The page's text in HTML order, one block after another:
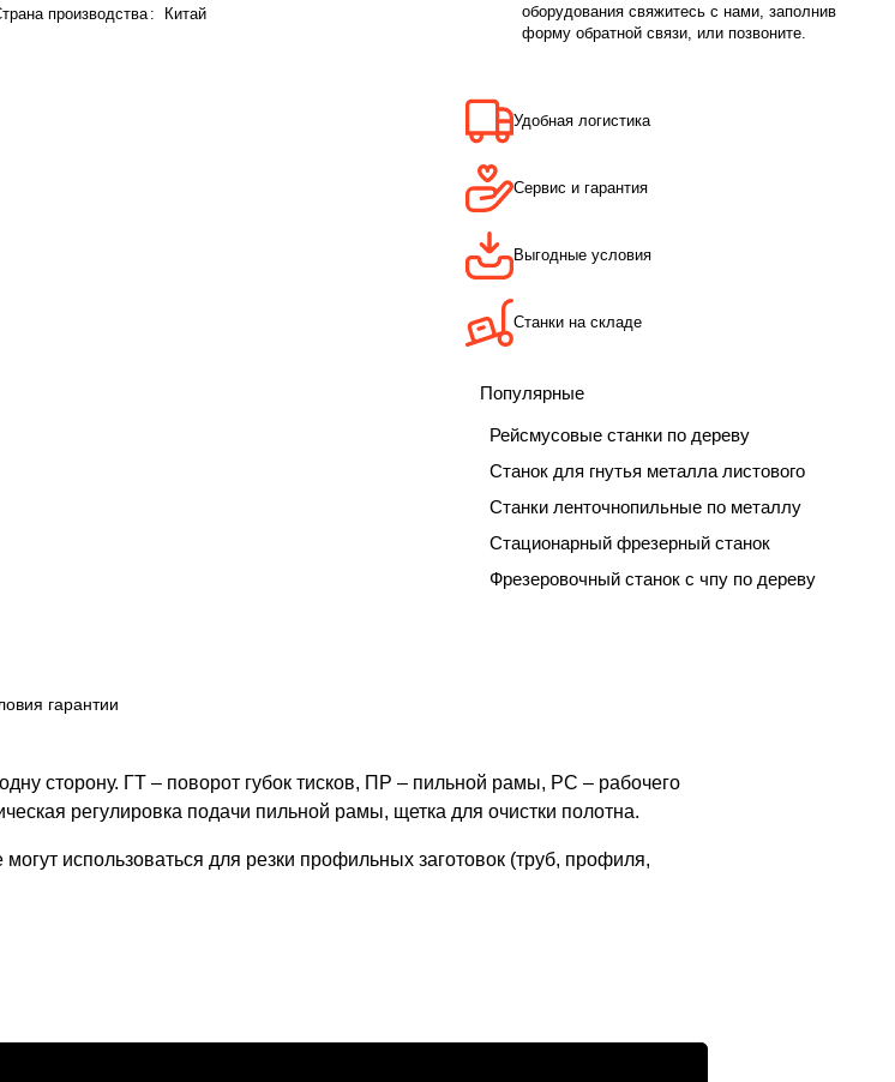
производства: Китай
оборудования свяжитесь с нами, заполнив
форму обратной связи, или позвоните.
Удобная логистика
Сервис и гарантия
Выгодные условия
Станки на складе
Популярные
Рейсмусовые станки по дереву
Станок для гнутья металла листового
Станки ленточнопильные по металлу
Стационарный фрезерный станок
Фрезеровочный станок с чпу по дереву
гарантии
сторону. ГТ – поворот губок тисков, ПР – пильной рамы, РС – рабочего
регулировка подачи пильной рамы, щетка для очистки полотна.
использоваться для резки профильных заготовок (труб, профиля,